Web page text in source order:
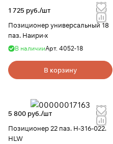
1 725 руб./шт
Позиционер универсальный 18
паз. Наири-х
В наличииАрт. 4052-18
В корзину
5 800 руб./шт
Позиционер 22 паз. H-316-022.
HLW